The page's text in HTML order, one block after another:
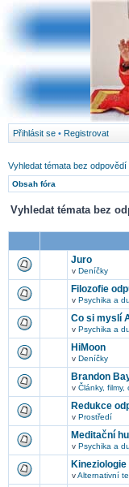
Přihlásit se • Registrovat
Vyhledat témata bez odpovědí
Obsah fóra
Vyhledat témata bez
Juro
v Deníčky
Filozofie
v Psychika a
Co si myslí
v Psychika a
HiMoon
v Deníčky
Brandon
v Články, filmy,
Redukce
v Prostředí
Meditační
v Psychika a
vAlternativní